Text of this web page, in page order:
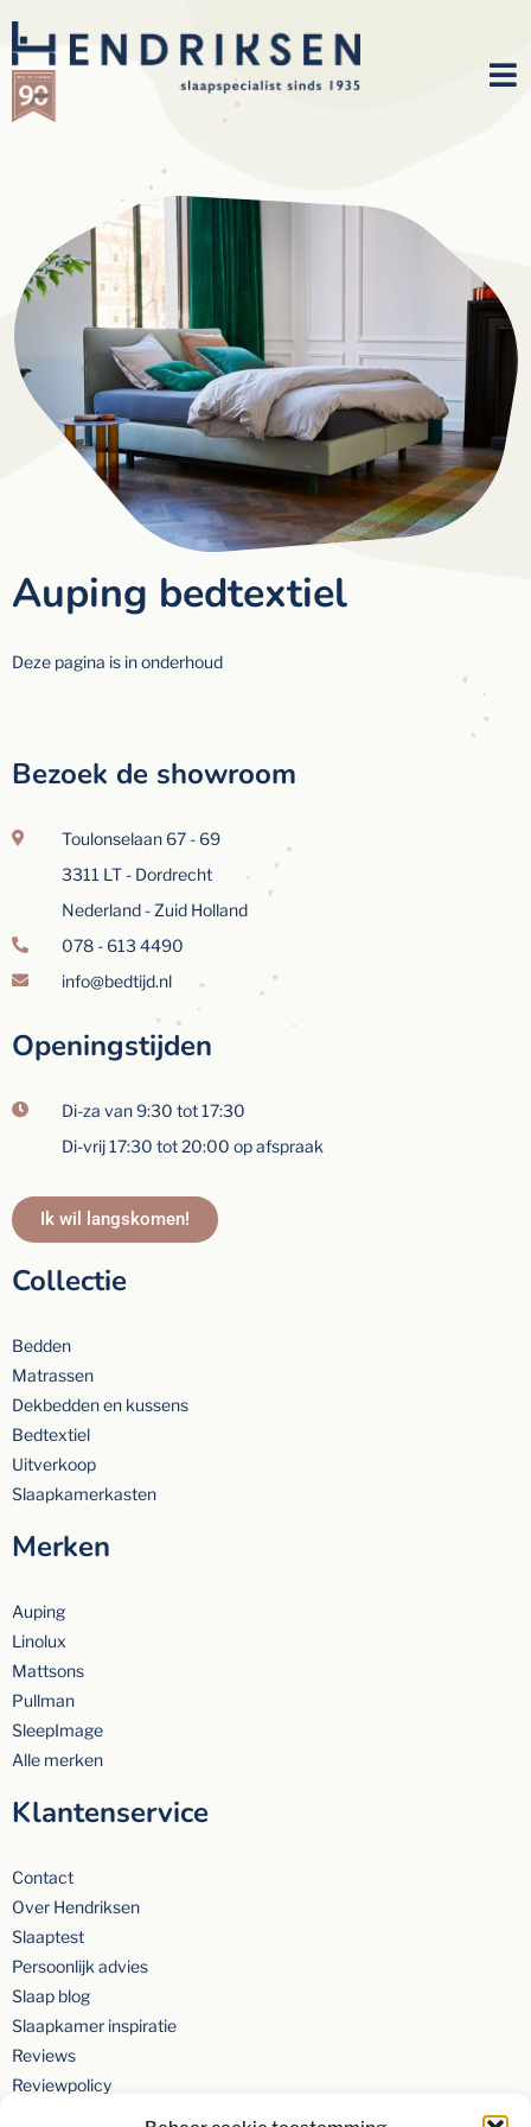
Auping bedtextiel
Deze pagina is in onderhoud
Bezoek de showroom
Toulonselaan 67 - 69
3311 LT - Dordrecht
Nederland - Zuid Holland
078 - 613 4490
info@bedtijd.nl
Openingstijden
Di-za van 9:30 tot 17:30
Di-vrij 17:30 tot 20:00 op afspraak
Ik wil langskomen!
Collectie
Bedden
Matrassen
Dekbedden en kussens
Bedtextiel
Uitverkoop
Slaapkamerkasten
Merken
Auping
Linolux
Mattsons
Pullman
SleepImage
Alle merken
Klantenservice
Contact
Over Hendriksen
Slaaptest
Persoonlijk advies
Slaap blog
Slaapkamer inspiratie
Reviews
Reviewpolicy